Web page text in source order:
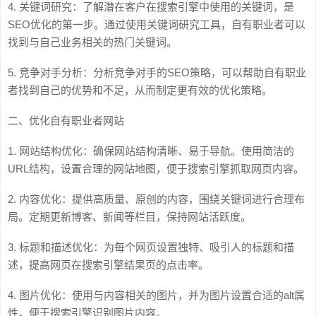
4. 关键词研究：了解潜在客户在搜索引擎中使用的关键词，是
SEO优化的第一步。通过使用关键词研究工具，自有职业者可以
找到与自己业务相关的热门关键词。
5. 竞争对手分析：分析竞争对手的SEO策略，可以帮助自有职业
者找到自己的优势和不足，从而制定更有效的优化策略。
二、优化自有职业者网站
1. 网站结构优化：确保网站结构清晰、易于导航。使用简洁的
URL结构，设置合理的网站地图，便于搜索引擎抓取网页内容。
2. 内容优化：提供高质量、原创的内容，围绕关键词进行合理布
局。定期更新博客、新闻等栏目，保持网站活跃度。
3. 标题和描述优化：为每个网页设置独特、吸引人的标题和描
述，提高网页在搜索引擎结果页的点击率。
4. 图片优化：使用与内容相关的图片，并为图片设置合适的alt属
性，便于搜索引擎识别图片内容。